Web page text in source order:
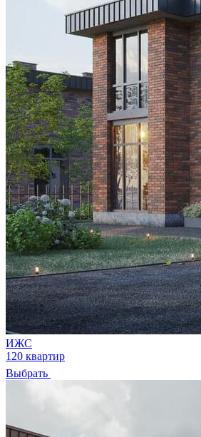
ИЖС
120 квартир
Выбрать